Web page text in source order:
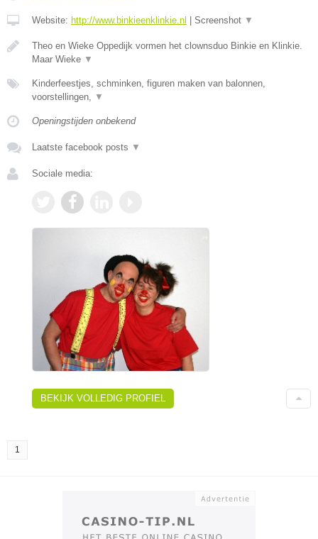
Website: http://www.binkieenklinkie.nl Screenshot ▼
Theo en Wieke Oppedijk vormen het clownsduo Binkie en Klinkie.
Maar Wieke ▼
Kinderfeestjes, schminken, figuren maken van balonnen,
voorstellingen, ▼
Openingstijden onbekend
Laatste facebook posts ▼
Sociale media:
BEKIJK VOLLEDIG PROFIEL
1